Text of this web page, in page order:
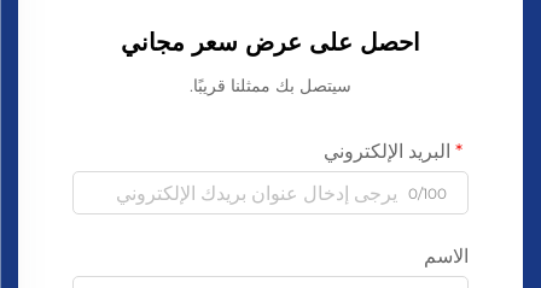
احصل على عرض سعر مجاني
سيتصل بك ممثلنا قريبًا.
البريد الإلكتروني
0/100
الاسم